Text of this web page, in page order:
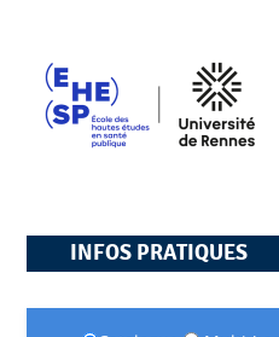
INFOS PRATIQUES